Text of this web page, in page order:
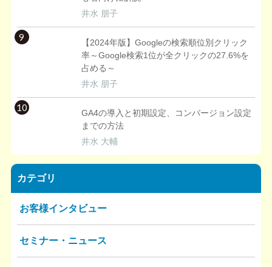
井水 朋子
9
【2024年版】Googleの検索順位別クリック
率～Google検索1位が全クリックの27.6%を
占める～
井水 朋子
10
GA4の導入と初期設定、コンバージョン設定
までの方法
井水 大輔
カテゴリ
お客様インタビュー
セミナー・ニュース